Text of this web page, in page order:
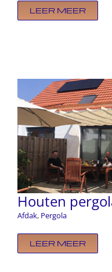
LEER MEER
Houten
Afdak, Pergola
LEER MEER